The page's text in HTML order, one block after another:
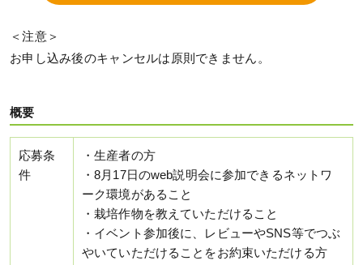
＜注意＞
お申し込み後のキャンセルは原則できません。
概要
応募条
件
・生産者の方
・8月17日のweb説明会に参加できるネットワ
ーク環境があること
・栽培作物を教えていただけること
・イベント参加後に、レビューやSNS等でつぶ
やいていただけることをお約束いただける方